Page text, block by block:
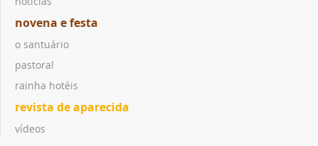
novena e festa
o santuário
pastoral
rainha hotéis
revista de aparecida
vídeos